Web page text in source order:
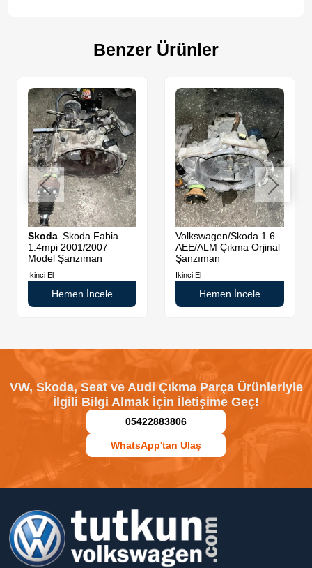
Benzer Ürünler
Skoda
1.4mpi 2001/2007
Model Şanzıman
İkinci El
Hemen İncele
Volkswagen/Skoda 1.6
AEE/ALM Çıkma Orjinal
Şanzıman
İkinci El
Hemen İncele
VW, Skoda, Seat ve Audi Çıkma Parça Ürünleriyle
İlgili Bilgi Almak İçin İletişime Geç!
05422883806
WhatsApp'tan Ulaş